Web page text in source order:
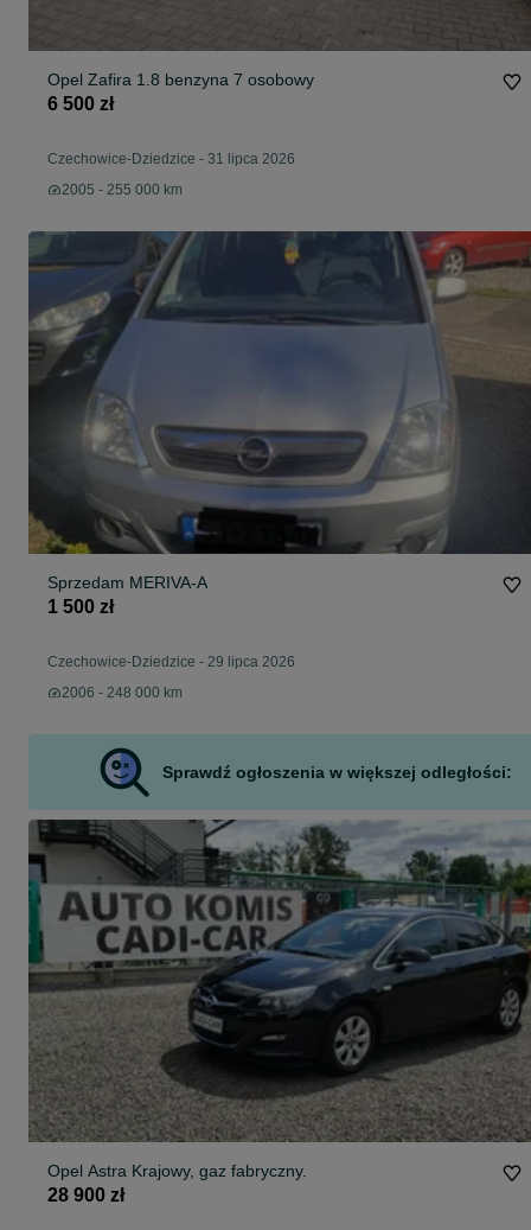
Opel Zafira 1.8 benzyna 7 osobowy
6 500 zł
Czechowice-Dziedzice - 31 lipca 2026
2005 - 255 000 km
Sprzedam MERIVA-A
1 500 zł
Czechowice-Dziedzice - 29 lipca 2026
2006 - 248 000 km
Sprawdź ogłoszenia w większej odległości:
Opel Astra Krajowy, gaz fabryczny.
28 900 zł